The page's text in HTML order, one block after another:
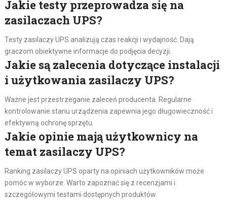
Jakie testy przeprowadza się na
zasilaczach UPS?
Testy zasilaczy UPS analizują czas reakcji i wydajność. Dają
graczom obiektywne informacje do podjęcia decyzji.
Jakie są zalecenia dotyczące instalacji
i użytkowania zasilaczy UPS?
Ważne jest przestrzeganie zaleceń producenta. Regularne
kontrolowanie stanu urządzenia zapewnia jego długowieczność i
efektywną ochronę sprzętu.
Jakie opinie mają użytkownicy na
temat zasilaczy UPS?
Ranking zasilaczy UPS oparty na opiniach użytkowników może
pomóc w wyborze. Warto zapoznać się z recenzjami i
szczegółowymi testami dostępnych produktów.